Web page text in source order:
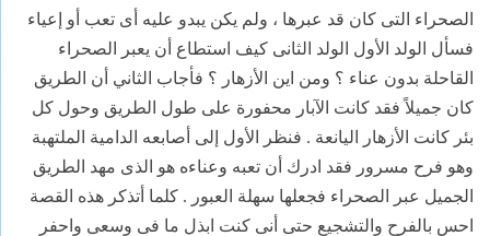
الصحراء التى كان قد عبرها ، ولم يكن يبدو عليه أى تعب أو إعياء
فسأل الولد الأول الولد الثانى كيف استطاع أن يعبر الصحراء
القاحلة بدون عناء ؟ ومن اين الأزهار ؟ فأجاب الثاني أن الطريق
كان جميلاً فقد كانت الآبار محفورة على طول الطريق وحول كل
بئر كانت الأزهار اليانعة . فنظر الأول إلى أصابعه الدامية الملتهبة
وهو فرح مسرور فقد ادرك أن تعبه وعناءه هو الذى مهد الطريق
الجميل عبر الصحراء فجعلها سهلة العبور . كلما أتذكر هذه القصة
احس بالفرح والتشجيع حتى أنى كنت ابذل ما فى وسعى واحفر